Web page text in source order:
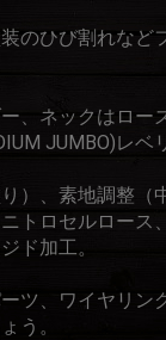
のひび割れなど
、ネックはロー
JUMBO)レベ
）、素地調整（
トロセルロース
ド加工。
ツ、ワイヤリン
う。